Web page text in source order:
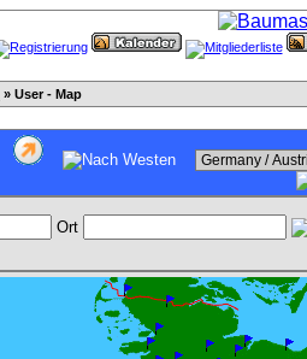
» User - Map
Ort